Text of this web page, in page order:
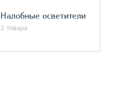
Налобные осветители
2 товара